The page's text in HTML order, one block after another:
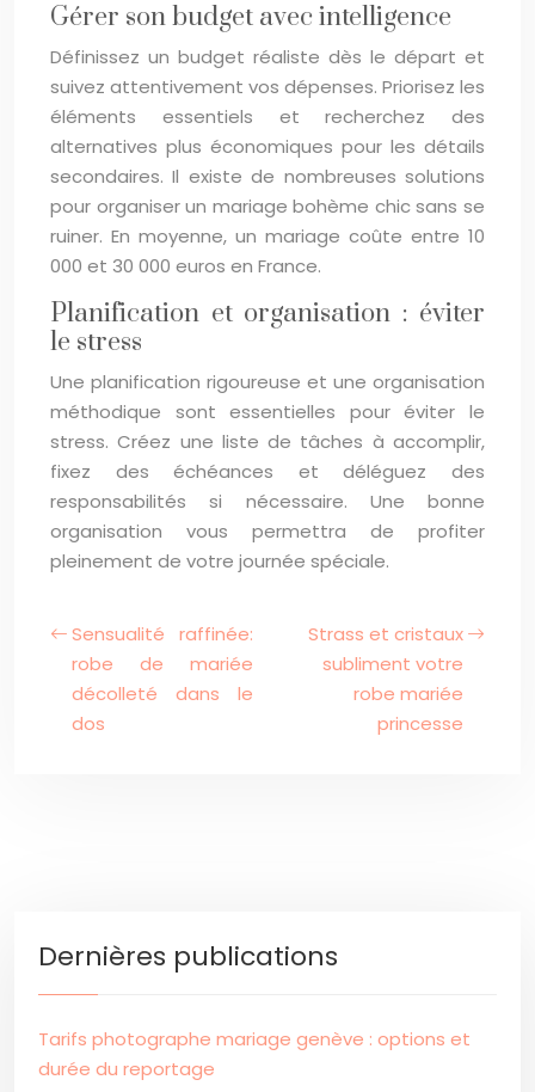
Gérer son budget avec intelligence
Définissez un budget réaliste dès le départ et
suivez attentivement vos dépenses. Priorisez les
éléments essentiels et recherchez des
alternatives plus économiques pour les détails
secondaires. Il existe de nombreuses solutions
pour organiser un mariage bohème chic sans se
ruiner. En moyenne, un mariage coûte entre 10
000 et 30 000 euros en France.
Planification et organisation : éviter
le stress
Une planification rigoureuse et une organisation
méthodique sont essentielles pour éviter le
stress. Créez une liste de tâches à accomplir,
fixez des échéances et déléguez des
responsabilités si nécessaire. Une bonne
organisation vous permettra de profiter
pleinement de votre journée spéciale.
Sensualité raffinée:
robe de mariée
décolleté dans le
dos
Strass et cristaux
subliment votre
robe mariée
princesse
Dernières publications
Tarifs photographe mariage genève : options et
durée du reportage